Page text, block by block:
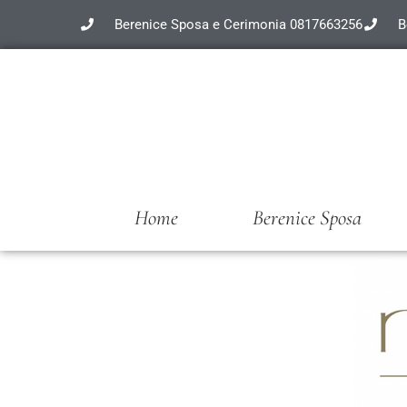
Berenice Sposa e Cerimonia 0817663256
Home Berenice Sposa